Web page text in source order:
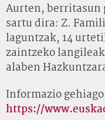
Aurten, berritasun
sartu dira: Z.
laguntzak, 14
zaintzeko
alaben
Informazio gehiago
https://